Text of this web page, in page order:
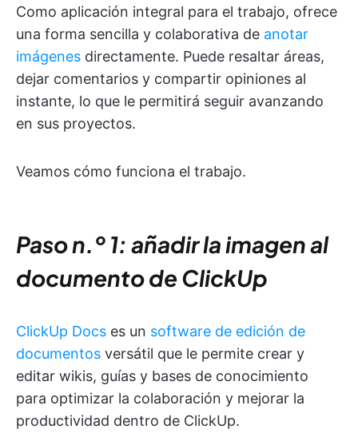
Como aplicación integral para el trabajo, ofrece
una forma sencilla y colaborativa de anotar
imágenes directamente. Puede resaltar áreas,
dejar comentarios y compartir opiniones al
instante, lo que le permitirá seguir avanzando
en sus proyectos.
Veamos cómo funciona el trabajo.
Paso n.º 1: añadir la imagen al
documento de ClickUp
ClickUp Docs es un software de edición de
documentos versátil que le permite crear y
editar wikis, guías y bases de conocimiento
para optimizar la colaboración y mejorar la
productividad dentro de ClickUp.